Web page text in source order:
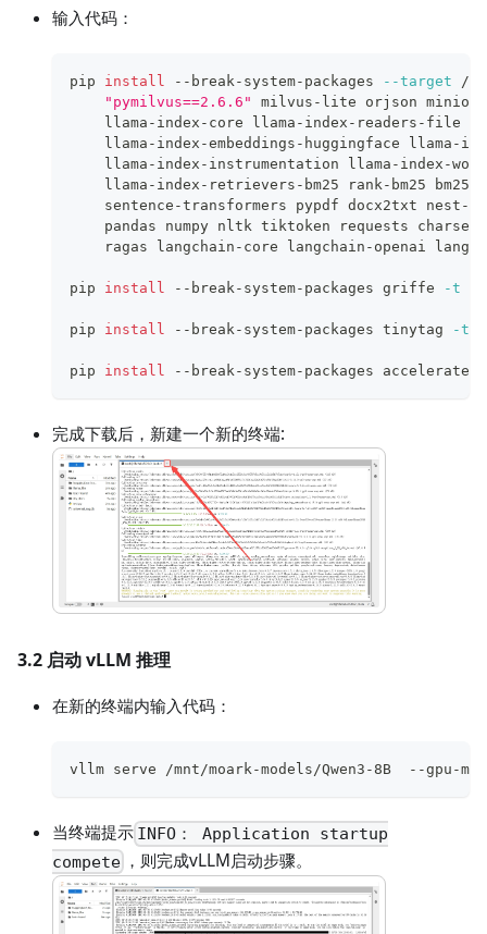
输入代码：
pip install --break-system-packages --target /
"pymilvus==2.6.6"
milvus-lite orjson minio
llama-index-core llama-index-readers-file
llama-index-embeddings-huggingface llama-
llama-index-instrumentation llama-index-
llama-index-retrievers-bm25 rank-bm25
sentence-transformers pypdf docx2txt nest-
pandas numpy nltk tiktoken requests
ragas langchain-core langchain-openai
pip install --break-system-packages griffe -t
pip install --break-system-packages tinytag -t
pip install --break-system-packages accelerate
完成下载后，新建一个新的终端:
3.2 启动 vLLM 推理
在新的终端内输入代码：
vllm serve /mnt/moark-models/Qwen3-8B  --gpu-
当终端提示 INFO： Application startup
compete ，则完成vLLM启动步骤。